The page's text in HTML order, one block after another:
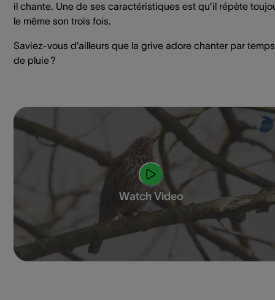
il chante. Une de ses caractéristiques est qu’il répète
le même son trois fois.
Saviez-vous d’ailleurs que la grive adore chanter par temps
de pluie ?
Watch Video